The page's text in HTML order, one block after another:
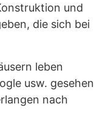
und
die sich bei
leben
usw. gesehen
nach